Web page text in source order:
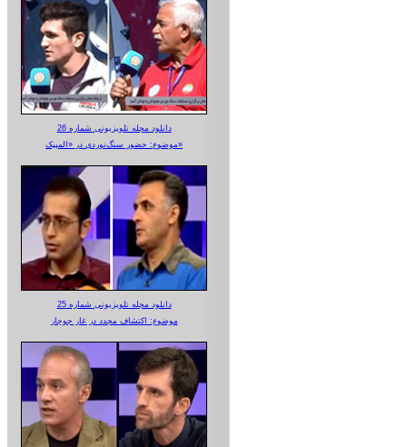
دانلود مجله تلویزیونی شماره 26
موضوع: حضور سنگ‌نوردی در «المپیک»
دانلود مجله تلویزیونی شماره 25
موضوع: اکتشاف مجدد در غار جوجار